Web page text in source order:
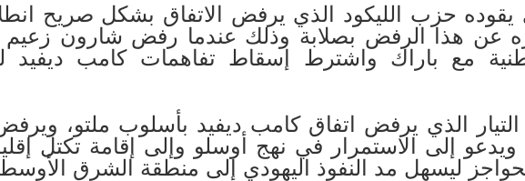
يقوده حزب الليكود الذي يرفض الاتفاق بشكل صريح
عن هذا الرفض بصلابة وذلك عندما رفض شارون زعيم
مع باراك واشترط إسقاط تفاهمات كامب ديفيد
التيار الذي يرفض اتفاق كامب ديفيد بأسلوب ملتو،
ويدعو إلى الاستمرار في نهج أوسلو وإلى إقامة تكتل
ليسهل مد النفوذ اليهودي إلى منطقة الشرق